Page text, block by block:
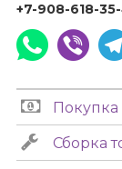
+7-908-618-
Покупка
Сборка